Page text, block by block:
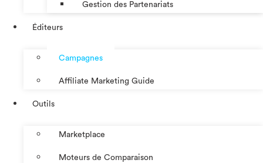
Gestion des Partenariats
Éditeurs
Campagnes
Affiliate Marketing Guide
Outils
Marketplace
Moteurs de Comparaison